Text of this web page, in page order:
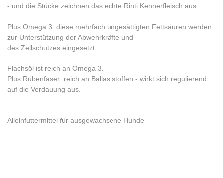
- und die Stücke zeichnen das echte Rinti Kennerfleisch aus.
Plus Omega 3: diese mehrfach ungesättigten Fettsäuren werden
zur Unterstützung der Abwehrkräfte und
des Zellschutzes eingesetzt.
Flachsöl ist reich an Omega 3.
Plus Rübenfaser: reich an Ballaststoffen - wirkt sich regulierend
auf die Verdauung aus.
Alleinfuttermittel für ausgewachsene Hunde